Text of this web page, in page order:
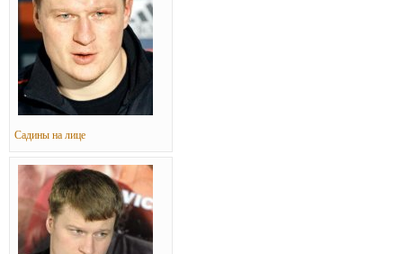
Садины на лице